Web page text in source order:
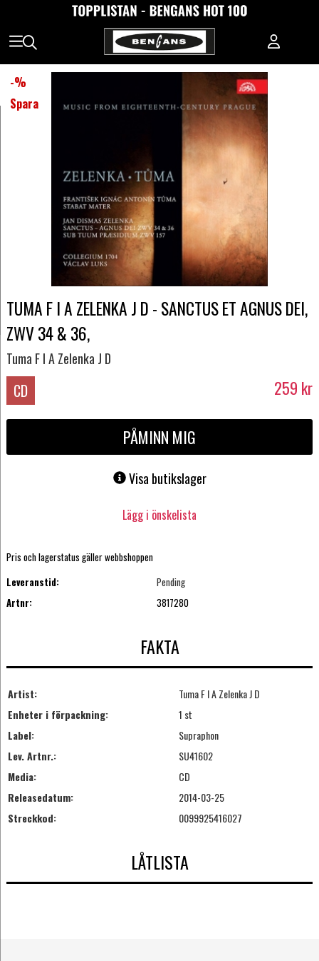
-%
Spara
TUMA F I A ZELENKA J D - SANCTUS ET AGNUS DEI,
ZWV 34 & 36,
Tuma F I A Zelenka J D
CD 259 kr
PÅMINN MIG
Visa butikslager
Lägg i önskelista
Pris och lagerstatus gäller webbshoppen
Leveranstid:
Pending
Artnr:
3817280
FAKTA
Artist:
Tuma F I A Zelenka J D
Enheter i förpackning:
1 st
Label:
Supraphon
Lev. Artnr.:
SU41602
Media:
CD
Releasedatum:
2014-03-25
Streckkod:
0099925416027
LÅTLISTA